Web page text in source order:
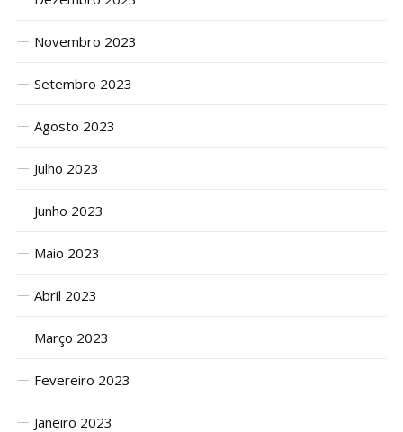
Novembro 2023
Setembro 2023
Agosto 2023
Julho 2023
Junho 2023
Maio 2023
Abril 2023
Março 2023
Fevereiro 2023
Janeiro 2023